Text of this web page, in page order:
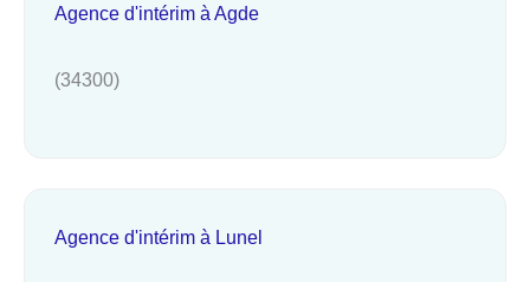
Agence d'intérim à Agde
(34300)
Agence d'intérim à Lunel